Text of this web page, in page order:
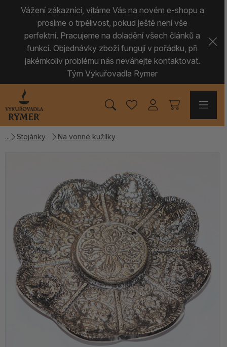
Vážení zákazníci, vítáme Vás na novém e-shopu a
prosíme o trpělivost, pokud ještě není vše
perfektní. Pracujeme na doladění všech článků a
funkcí. Objednávky zboží fungují v pořádku, při
jakémkoliv problému nás neváhejte kontaktovat.
Tým Vykuřovadla Rymer
Stojánky Na vonné kužílky